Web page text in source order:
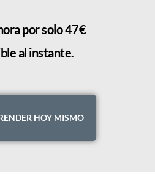
por solo 47€
al instante.
HOY MISMO